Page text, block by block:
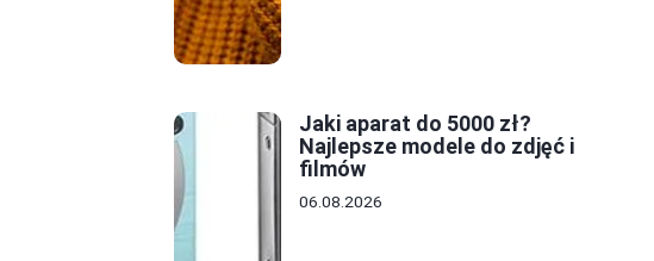
Jaki aparat do 5000 zł?
Najlepsze modele do zdjęć i
filmów
06.08.2026